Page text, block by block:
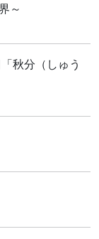
～
秋分（しゅう